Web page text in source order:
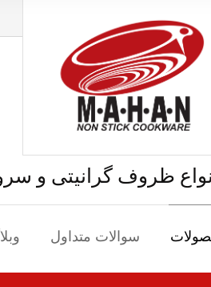
انواع ظروف گرانیتی و
سوالات متداول